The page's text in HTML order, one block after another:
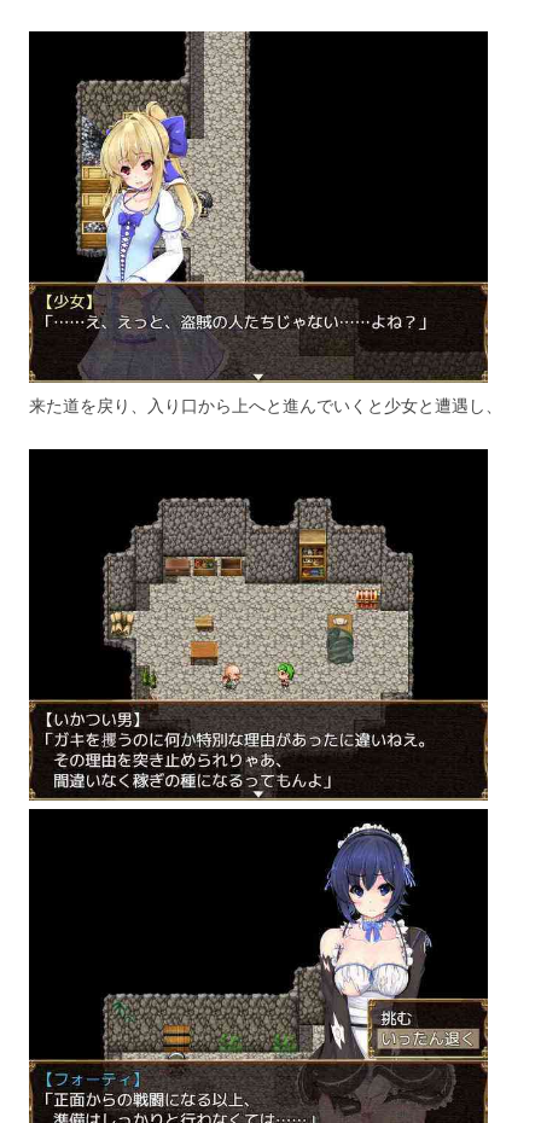
来た道を戻り、入り口から上へと進んでいくと少女と遭遇し、